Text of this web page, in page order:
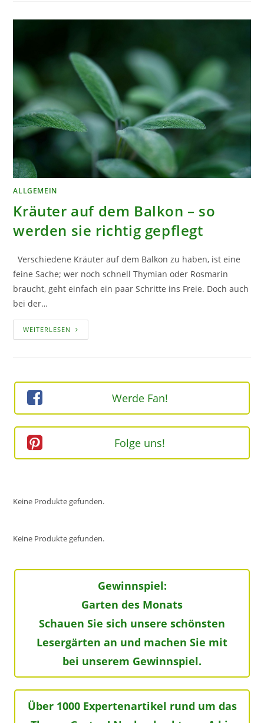
ALLGEMEIN
Kräuter auf dem Balkon – so
werden sie richtig gepflegt
Verschiedene Kräuter auf dem Balkon zu haben, ist eine
feine Sache; wer noch schnell Thymian oder Rosmarin
braucht, geht einfach ein paar Schritte ins Freie. Doch auch
bei der…
WEITERLESEN KRÄUTER
AUF
GEPFLEGTWerde Fan!
Folge uns!
Keine Produkte gefunden.
Keine Produkte gefunden.
Gewinnspiel:
Garten des Monats
Schauen Sie sich unsere schönsten
Lesergärten an und machen Sie mit
bei unserem Gewinnspiel.
Über 1000 Expertenartikel rund um das